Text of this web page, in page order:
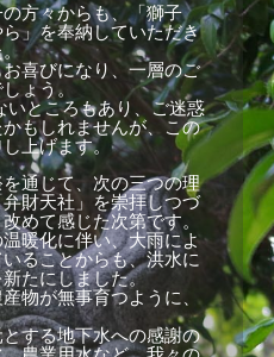
方々からも、「獅子
」を奉納していただき
喜びになり、一層のご
ょう。
ところもあり、ご迷惑
もしれませんが、この
上げます。
通じて、次の三つの理
財天社」を崇拝しつづ
めて感じた次第です。
暖化に伴い、大雨によ
ることからも、洪水に
たにしました。
物が無事育つように、
する地下水への感謝の